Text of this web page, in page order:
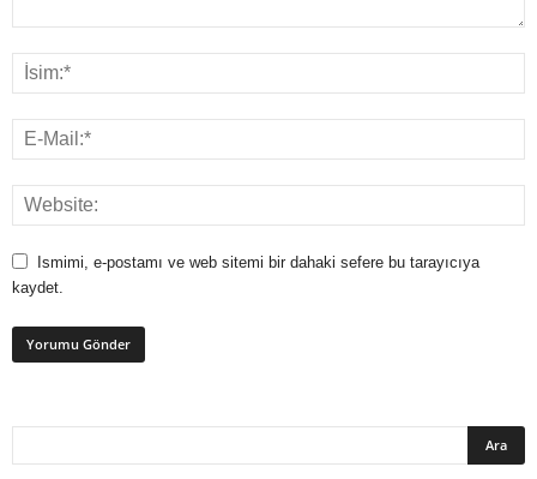
Ismimi, e-postamı ve web sitemi bir dahaki sefere bu tarayıcıya
kaydet.